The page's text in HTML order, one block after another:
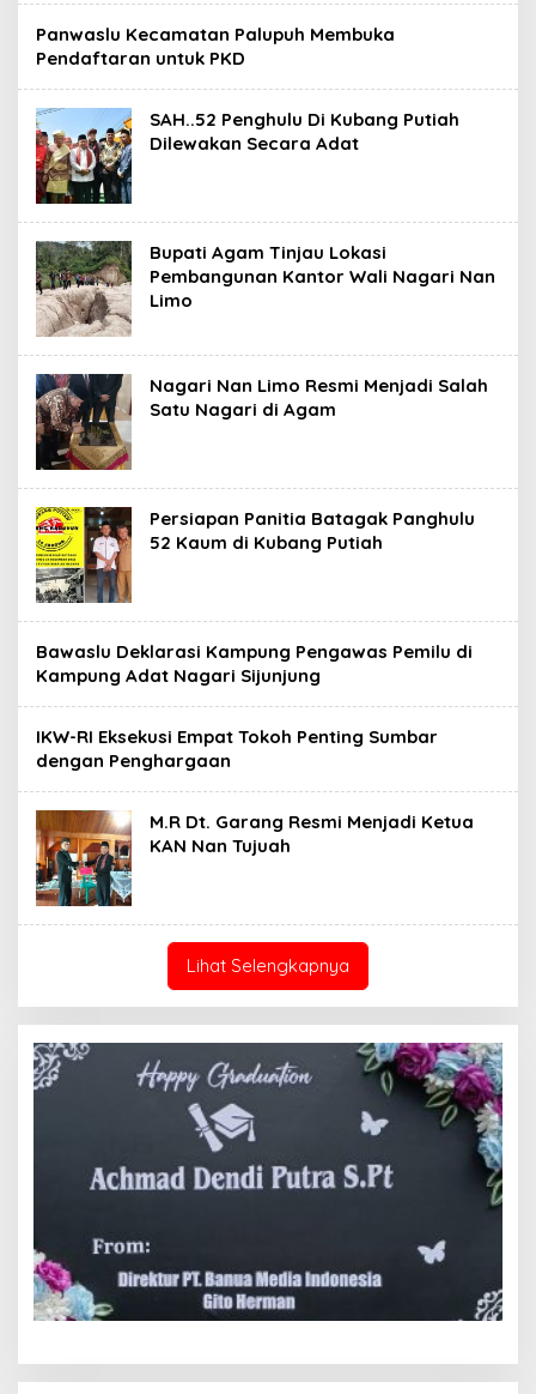
Panwaslu Kecamatan Palupuh Membuka
Pendaftaran untuk PKD
SAH..52 Penghulu Di Kubang Putiah
Dilewakan Secara Adat
Bupati Agam Tinjau Lokasi
Pembangunan Kantor Wali Nagari Nan
Limo
Nagari Nan Limo Resmi Menjadi Salah
Satu Nagari di Agam
Persiapan Panitia Batagak Panghulu
52 Kaum di Kubang Putiah
Bawaslu Deklarasi Kampung Pengawas Pemilu di
Kampung Adat Nagari Sijunjung
IKW-RI Eksekusi Empat Tokoh Penting Sumbar
dengan Penghargaan
M.R Dt. Garang Resmi Menjadi Ketua
KAN Nan Tujuah
Lihat Selengkapnya